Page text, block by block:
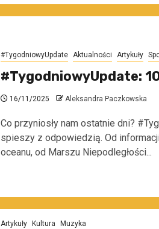
#TygodniowyUpdate Aktualności Artykuły
#TygodniowyUpdate:
16/11/2025 Aleksandra Paczkowska
Co przyniosły nam ostatnie dni?
spieszy z odpowiedzią. Od
oceanu, od Marszu Niepodległości...
Artykuły Kultura Muzyka